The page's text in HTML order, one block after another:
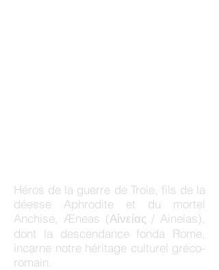
Héros de la guerre de Troie, fils de la
déesse Aphrodite et du mortel
Anchise, Æneas (Αἰνείας / Aineías),
dont la descendance fonda Rome,
incarne notre héritage culturel gréco-
romain.